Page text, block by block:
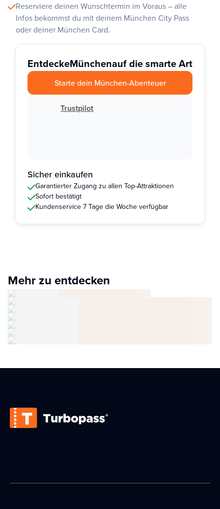
Reserviere deinen Wunschtermin im Voraus – alle
Infos bekommst du mit deinem München City Pass
oder deiner München Card.
EntdeckeMünchenauf die smarte Art
Starte dein München-Abenteuer
Trustpilot
Sicher einkaufen
Garantierter Zugang zu allen Top-Attraktionen
Sofort bestätigt
Kundenservice 7 Tage die Woche verfügbar
Mehr zu entdecken